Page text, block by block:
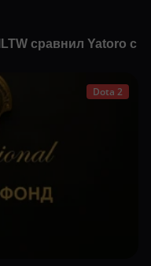
сравнил Yatoro с
Dota 2